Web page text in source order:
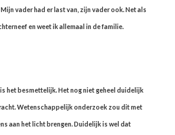
vader had er last van, zijn vader ook. Net als
en weet ik allemaal in de familie.
het besmettelijk. Het nog niet geheel duidelijk
Wetenschappelijk onderzoek zou dit met
aan het licht brengen. Duidelijk is wel dat